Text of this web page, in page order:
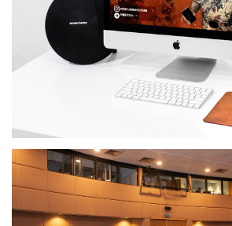
EVENTO VIRTUAL: LIVES DO
PROFESSOR ANDERSON